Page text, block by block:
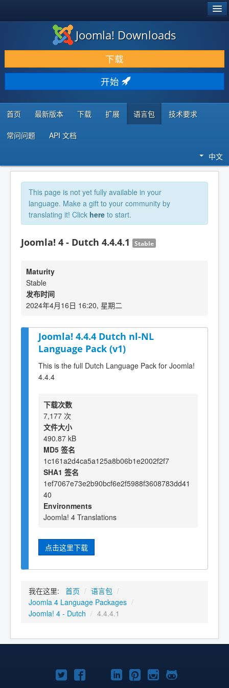
下载 & 扩展
发现 & 学习
社区 & 支持
开发者资源
Joomla! Downloads
下载
开始
首页 最新版本 下载 扩展 语言包 技术要求
常问问题 API 文档
中文
This page is not yet fully available in your
language. Make a gift to your community by
translating it! Click here to start.
Joomla! 4 - Dutch 4.4.4.1 Stable
Maturity
Stable
发布时间
2024年4月16日 16:20, 星期二
Joomla! 4.4.4 Dutch nl-NL
Language Pack (v1)
This is the full Dutch Language Pack for Joomla!
4.4.4
下载次数
7,177 次
文件大小
490.87 kB
MD5 签名
1c161a2d4ca5a125a8b06b1e2002f2f7
SHA1 签名
1ef7067e73e2b90bcf6e2f5988f3608783dd41
40
Environments
Joomla! 4 Translations
点击这里下载
我在这里: 首页 / 语言包 /
Joomla 4 Language Packages /
Joomla! 4 - Dutch / 4.4.4.1
TwitterFacebookYouTube
LinkedIn
Pinterest
Instagram
GitHub